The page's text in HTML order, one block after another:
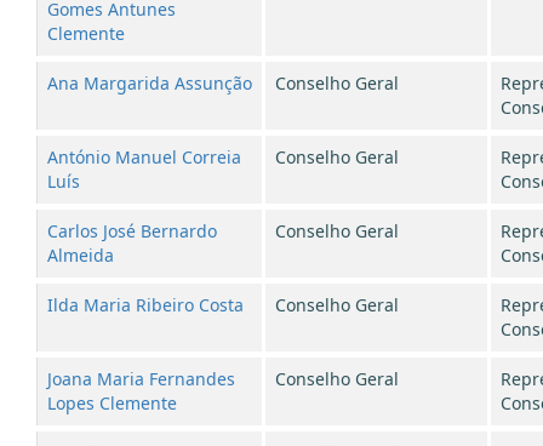
Gomes Antunes
Clemente
Ana Margarida Assunção Conselho Geral
António Manuel Correia
Luís
Conselho Geral
Carlos José Bernardo
Almeida
Conselho Geral
Ilda Maria Ribeiro Costa Conselho Geral
Joana Maria Fernandes
Lopes Clemente
Conselho Geral